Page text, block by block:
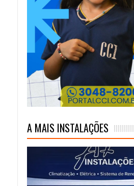
e Água Quente
A MAIS INSTALAÇÕES